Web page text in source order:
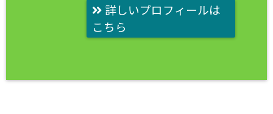
詳しいプロフィールは
こちら